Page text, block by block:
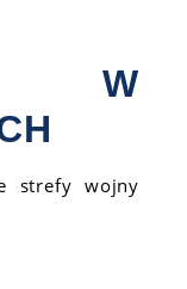
W
strefy wojny